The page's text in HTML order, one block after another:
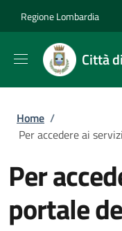
Regione Lombardia
Città
Briciole di
Home /
Per accedere ai
Per
portale